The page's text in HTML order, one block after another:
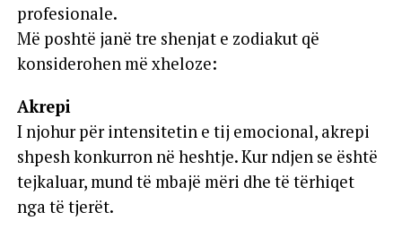
profesionale.
Më poshtë janë tre shenjat e zodiakut që
konsiderohen më xheloze:
Akrepi
I njohur për intensitetin e tij emocional, akrepi
shpesh konkurron në heshtje. Kur ndjen se është
tejkaluar, mund të mbajë mëri dhe të tërhiqet
nga të tjerët.